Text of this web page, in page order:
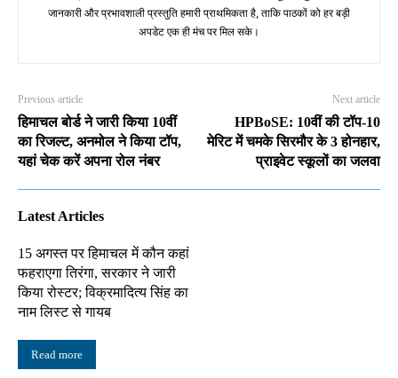
जानकारी और प्रभावशाली प्रस्तुति हमारी प्राथमिकता है, ताकि पाठकों को हर बड़ी
अपडेट एक ही मंच पर मिल सके।
Previous article
हिमाचल बोर्ड ने जारी किया 10वीं
का रिजल्ट, अनमोल ने किया टॉप,
यहां चेक करें अपना रोल नंबर
Next article
HPBoSE: 10वीं की टॉप-10
मेरिट में चमके सिरमौर के 3 होनहार,
प्राइवेट स्कूलों का जलवा
Latest Articles
15 अगस्त पर हिमाचल में कौन कहां
फहराएगा तिरंगा, सरकार ने जारी
किया रोस्टर; विक्रमादित्य सिंह का
नाम लिस्ट से गायब
Read more